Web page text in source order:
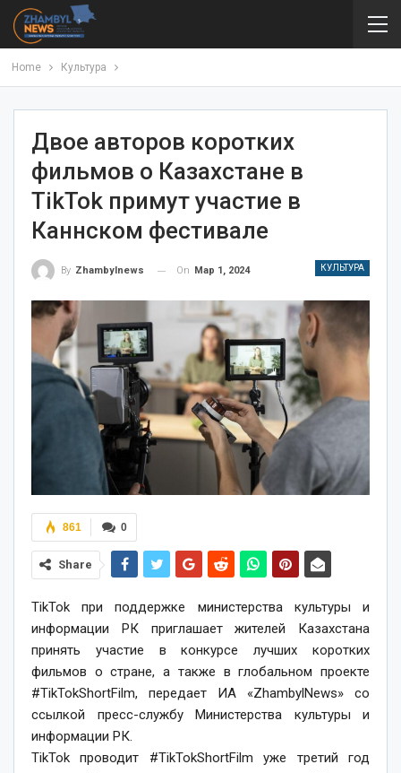
Home Культура
Двое авторов коротких
фильмов о Казахстане в
TikTok примут участие в
Каннском фестивале
КУЛЬТУРА
By Zhambylnews On Мар 1, 2024
0
861
Share
TikTok при поддержке министерства культуры и
информации РК приглашает жителей Казахстана
принять участие в конкурсе лучших коротких
фильмов о стране, а также в глобальном проекте
#TikTokShortFilm, передает ИА «ZhambylNews» со
ссылкой пресс-службу Министерства культуры и
информации РК.
TikTok проводит #TikTokShortFilm уже третий год